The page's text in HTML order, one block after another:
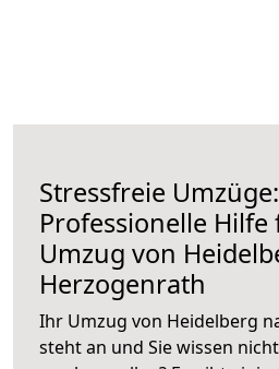
Stressfreie Umzüge:
Professionelle
Umzug von
Herzogenrath
Ihr Umzug von Heidelberg
steht an und Sie wissen